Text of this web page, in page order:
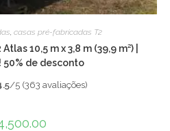
casas pré-fabricadas T2
10,5 m x 3,8 m (39,9 m²) |
50% de desconto
/5 (363 avaliações)